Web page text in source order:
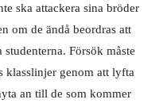
ska attackera sina bröder
om de ändå beordras att
Försök måste
klasslinjer genom att lyfta
an till de som kommer